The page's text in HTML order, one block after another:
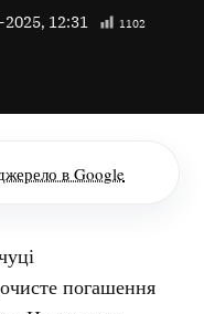
12:31 1102
в Google
погашення